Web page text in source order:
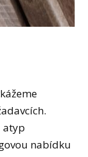
atyp
nabídku